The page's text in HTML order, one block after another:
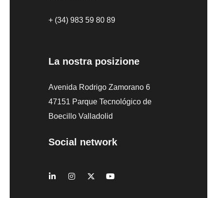
+ (34) 983 59 80 89
La nostra posizione
Avenida Rodrigo Zamorano 6
47151 Parque Tecnológico de
Boecillo Valladolid
Social network